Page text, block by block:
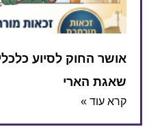
אושר החוק לסיוע
שאגת הארי
קרא עוד »